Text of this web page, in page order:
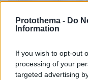
Protothema - Do
Information
If you wish to opt-out
processing of your
targeted advertising
17.09.2025, 19:52 2